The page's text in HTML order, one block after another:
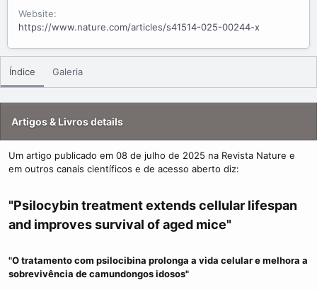
y
e
Website
https://www.nature.com/articles/s41514-025-00244-x
Índice Galeria
Artigos & Livros details
Um artigo publicado em 08 de julho de 2025 na Revista Nature e
em outros canais científicos e de acesso aberto diz:
"Psilocybin treatment extends cellular lifespan
and improves survival of aged mice"​
"O tratamento com psilocibina prolonga a vida celular e melhora a
sobrevivência de camundongos idosos"